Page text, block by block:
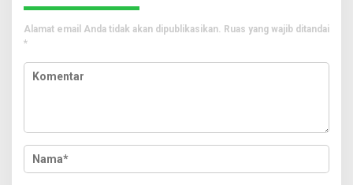
Alamat email Anda tidak akan dipublikasikan. Ruas yang wajib ditandai
*